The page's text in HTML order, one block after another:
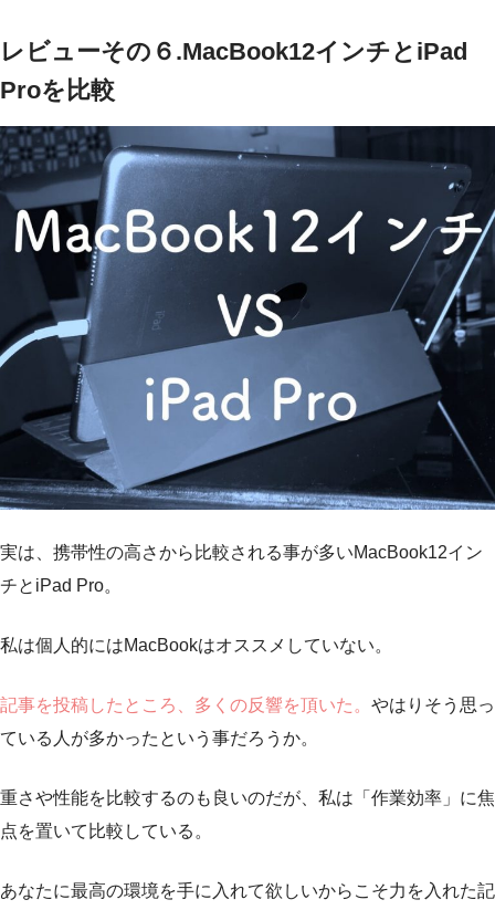
レビューその６.MacBook12インチとiPad
Proを比較
実は、携帯性の高さから比較される事が多いMacBook12イン
チとiPad Pro。
私は個人的にはMacBookはオススメしていない。
記事を投稿したところ、多くの反響を頂いた。 やはりそう思っ
ている人が多かったという事だろうか。
重さや性能を比較するのも良いのだが、私は「作業効率」に焦
点を置いて比較している。
あなたに最高の環境を手に入れて欲しいからこそ力を入れた記